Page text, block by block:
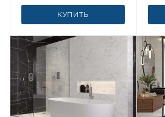
КУПИТЬ